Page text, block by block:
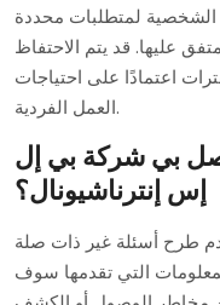
الشخصية لمتطلبات محددة
عليها. قد يتم الاحتفاظ
اعتمادًا على احتياجات
العمل الفردية.
بي شركة بي إل
إس إنترناشيونال؟
طرح أسئلة غير ذات صلة
التي تقدمها سوف